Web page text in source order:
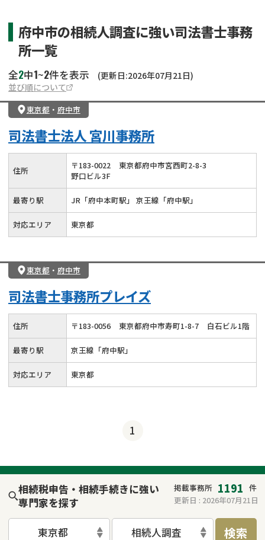
府中市の相続人調査に強い司法書士事務
所一覧
全2中1~2件を表示
(更新日:2026年07月21日)
並び順について
東京都 ・ 府中市
司法書士法人 宮川事務所
住所 〒183-0022
東京都府中市宮西町2-8-3
野口ビル3F
最寄り駅 JR「府中本町駅」 京王線「府中駅」
対応エリア 東京都
東京都 ・ 府中市
司法書士事務所プレイズ
住所 〒183-0056 東京都府中市寿町1-8-7 白石ビル1階
最寄り駅 京王線「府中駅」
対応エリア 東京都
1
相続税申告・相続手続きに強い
専門家を探す
掲載事務所 1191 件
更新日 : 2026年07月21日
東京都 相続人調査 検索